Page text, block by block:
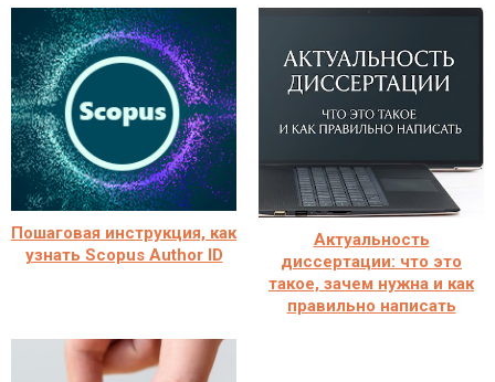
Пошаговая инструкция, как
узнать Scopus Author ID
Актуальность
диссертации: что это
такое, зачем нужна и как
правильно написать